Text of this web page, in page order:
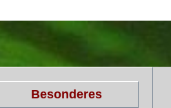
Besonderes